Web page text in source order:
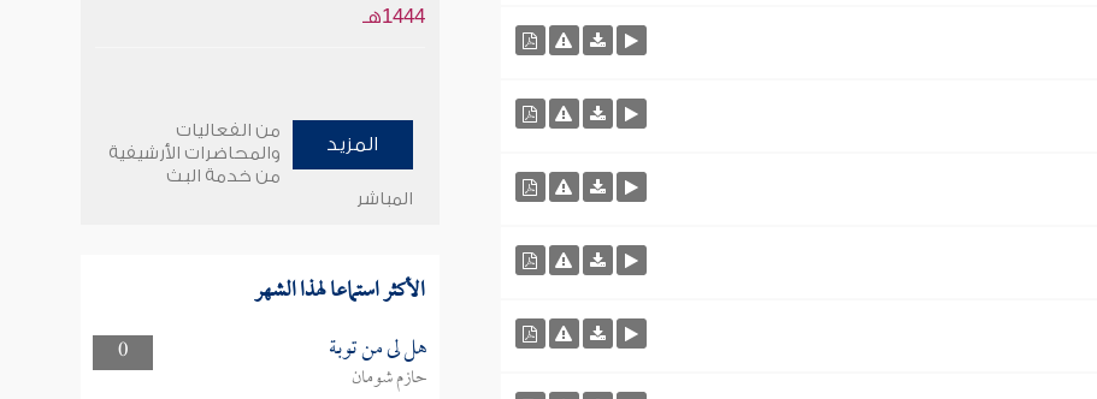
1444هـ
المزيد
من الفعاليات
والمحاضرات الأرشيفية
من خدمة البث
المباشر
الأكثر استماعا لهذا الشهر
0 هل لى من توبة
حازم شومان